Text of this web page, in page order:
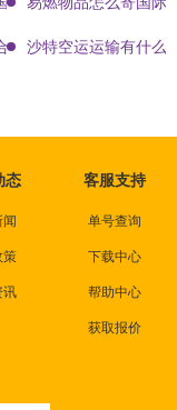
什么样的跨境卖家？
沙特空运运输有什么
态
策
讯
客服支持
单号查询
下载中心
帮助中心
获取报价